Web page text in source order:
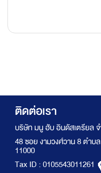
ติดต่อเรา
บริษัท มนู ฮับ อินดัสเตรียล
48 ซอย งามวงศ์วาน 8 ตำบ
11000
Tax ID : 0105543011261